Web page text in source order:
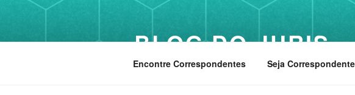
BLOG DO JURIS
Encontre Correspondentes Seja Correspondente